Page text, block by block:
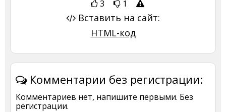
3 1
Вставить на сайт:
HTML-код
Комментарии без регистрации:
Комментариев нет, напишите первыми. Без
регистрации.